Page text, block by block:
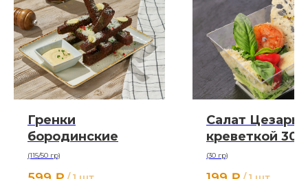
Гренки
бородинские
(115/50 гр)
Салат Цезарь
креветкой 30 г
(30 гр)